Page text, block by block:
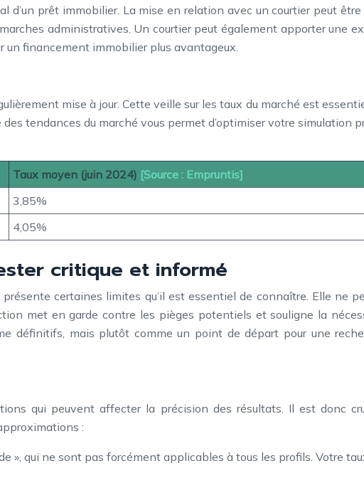
d’un prêt immobilier. La mise en relation avec un courtier peut
administratives. Un courtier peut également apporter une
financement immobilier plus avantageux.
mise à jour. Cette veille sur les taux du marché est
tendances du marché vous permet d’optimiser votre simulation
Taux moyen (juin 2024) [Source : Empruntis]
3,85%
4,05%
critique et informé
certaines limites qu’il est essentiel de connaître. Elle ne
met en garde contre les pièges potentiels et souligne la
définitifs, mais plutôt comme un point de départ pour une
qui peuvent affecter la précision des résultats. Il est donc
:
», qui ne sont pas forcément applicables à tous les profils. Votre